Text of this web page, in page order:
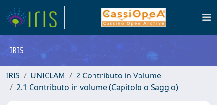
IRIS
IRIS UNICLAM
2 Contributo in Volume
2.1 Contributo in volume (Capitolo o Saggio)